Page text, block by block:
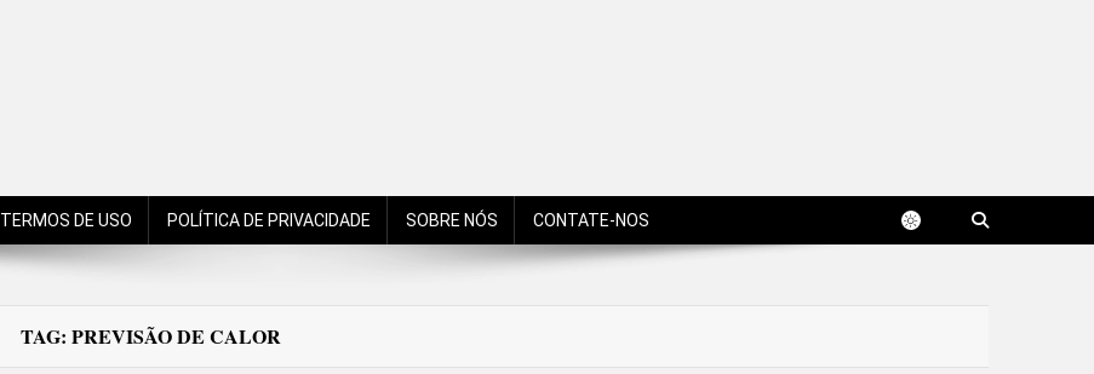
TERMOS DE USO POLÍTICA DE PRIVACIDADE SOBRE NÓS CONTATE-NOS
TAG: PREVISÃO DE CALOR